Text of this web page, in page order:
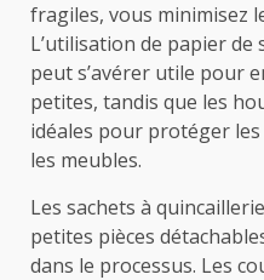
fragiles, vous minimisez
L’utilisation de papier
peut s’avérer utile pour
petites, tandis que les
idéales pour protéger
les meubles.
Les sachets à
petites pièces
dans le processus. Les